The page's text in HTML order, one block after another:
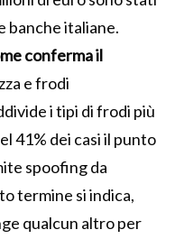
banche italiane.
conferma il
e frodi
i tipi di frodi più
41% dei casi il punto
spoofing da
termine si indica,
qualcun altro per